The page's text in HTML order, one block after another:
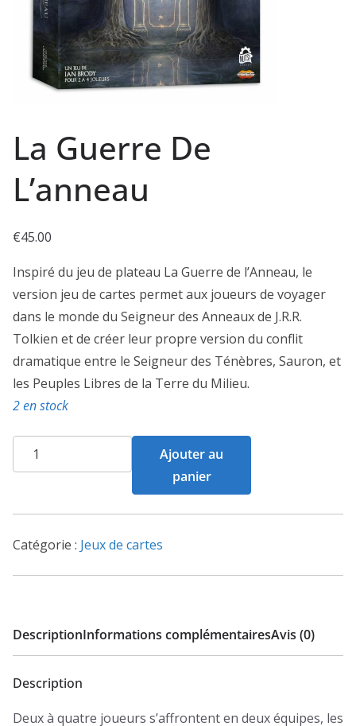
La Guerre De
L’anneau
€45.00
Inspiré du jeu de plateau La Guerre de l’Anneau, le
version jeu de cartes permet aux joueurs de voyager
dans le monde du Seigneur des Anneaux de J.R.R.
Tolkien et de créer leur propre version du conflit
dramatique entre le Seigneur des Ténèbres, Sauron, et
les Peuples Libres de la Terre du Milieu.
2 en stock
quantité
de
Guerre
L'anneau
Ajouter au
panier
Catégorie : Jeux de cartes
DescriptionInformations complémentairesAvis (0)
Description
Deux à quatre joueurs s’affrontent en deux équipes, les